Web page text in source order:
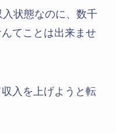
状態なのに、数千
てことは出来ませ
入を上げようと転